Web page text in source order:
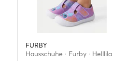
FURBY
Hausschuhe · Furby · Helllila